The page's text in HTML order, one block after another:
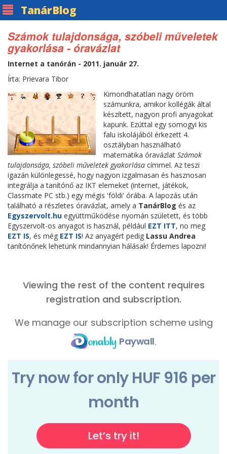
TanárBlog
Számok tulajdonsága, szóbeli műveletek
gyakorlása - óravázlat
Internet a tanórán - 2011. január 27.
Írta: Prievara Tibor
Kimondhatatlan nagy öröm
számunkra, amikor kollégák által
készített, nagyon profi anyagokat
kapunk. Ezúttal egy somogyi kis
falu iskolájából érkezett 4.
osztályban használható
matematika óravázlat Számok
tulajdonsága, szóbeli műveletek gyakorlása címmel. Az teszi
igazán különlegessé, hogy nagyon izgalmasan és hasznosan
integrálja a tanítónő az IKT elemeket (internet, játékok,
Classmate PC stb.) egy mégis 'földi' órába. A lapozás után
található a részletes óravázlat, amely a TanárBlog és az
Egyszervolt.hu együttműködése nyomán született, és több
Egyszervolt-os anyagot is használ, például EZT ITT, no meg
EZT IS, és még EZT IS! Az anyagért pedig Lassu Andrea
tanítónőnek lehetünk mindannyian hálásak! Érdemes lapozni!